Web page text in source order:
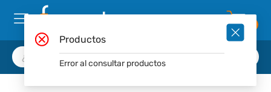
Productos
Error al consultar productos